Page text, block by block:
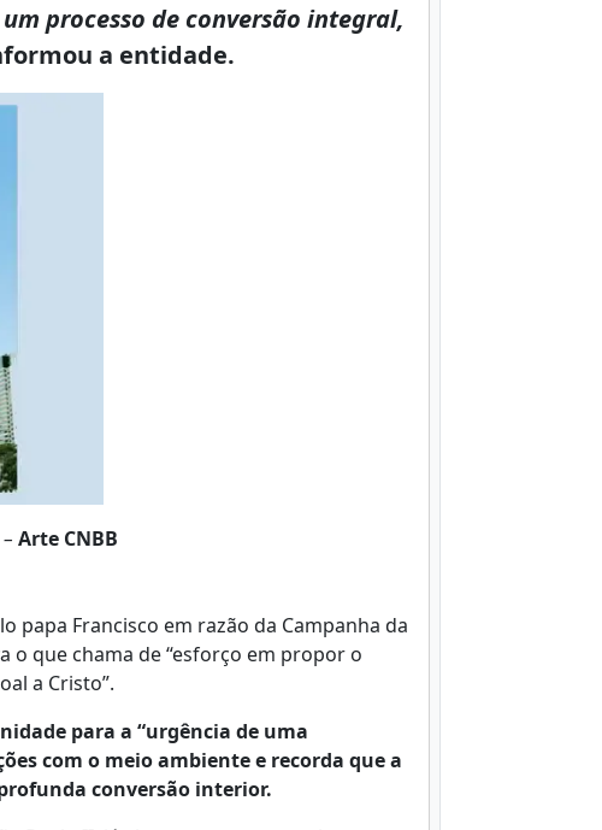
processo de conversão integral,
a entidade.
Arte CNBB
papa Francisco em razão da Campanha da
o que chama de “esforço em propor o
a Cristo”.
para a “urgência de uma
com o meio ambiente e recorda que a
conversão interior.